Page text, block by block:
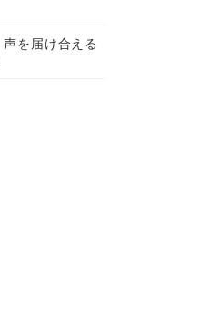
を届け合える